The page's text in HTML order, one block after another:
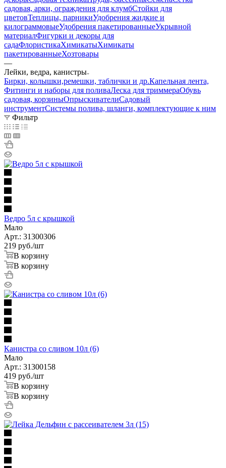
садовая, арки, ограждения для клумбСтойки для
цветовТеплицы, парникиУдобрения жидкие и
килограммовыеУдобрения пакетированныеУкрывной
материалФигурки и декоры для
садаФлористикаХимикатыХимикаты
пакетированныеХозтовары
—
Лейки, ведра, канистры
Бирки, колышки,ремешки, таблички и др.Капельная лента,
Фитинги и наборы для поливаЛеска для триммераОбувь
садовая, корзиныОпрыскивателиСадовый
инструментСистемы полива, шланги, комплектующие к ним
Фильтр
Ведро 5л с крышкой
Мало
Арт.: 31300306
219 руб./шт
В корзину
В корзину
Канистра со сливом 10л (6)
Мало
Арт.: 31300158
419 руб./шт
В корзину
В корзину